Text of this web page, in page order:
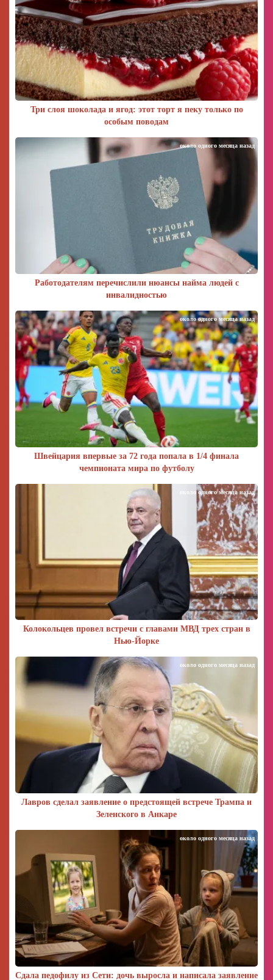
Три слоя шоколада и ягод: этот торт я пеку только по
особым поводам
Работодателям перечислили нюансы найма людей с
инвалидностью
около одного месяца назад
Швейцария впервые за 72 года попала в 1/4 финала
чемпионата мира по футболу
около одного месяца назад
Колокольцев провел встречи с главами МВД трех стран в
Нью-Йорке
около одного месяца назад
Лавров сделал заявление о предстоящей встрече Трампа и
Зеленского в Анкаре
около одного месяца назад
Сдала педофилу из Сети: дочь выросла и написала заявление
около одного месяца назад